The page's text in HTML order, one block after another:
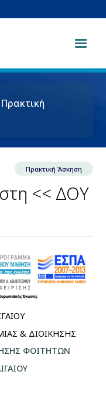
Πρακτική
Πρακτική Άσκηση
<< ΔΟΥ
& ΔΙΟΙΚΗΣΗΣ
ΦΟΙΤΗΤΩΝ